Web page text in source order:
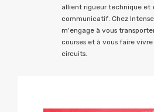
allient rigueur technique et
communicatif. Chez
m'engage à vous
courses et à vous faire
circuits.